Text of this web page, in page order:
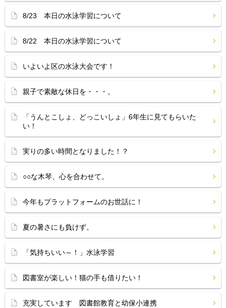
8/23 本日の水泳学習について
8/22 本日の水泳学習について
いよいよ区の水泳大会です！
親子で素敵な休日を・・・。
「うんとこしょ、どっこいしょ」6年生に見てもらいた
い！
実りの多い時間となりました！？
○○な木琴、心を合わせて。
今年もプラットフォームのお世話に！
夏の暑さにも負けず。
「気持ちいい～！」水泳学習
図書室が楽しい！猫の手も借りたい！
充実しています 図書館教育と幼保小連携